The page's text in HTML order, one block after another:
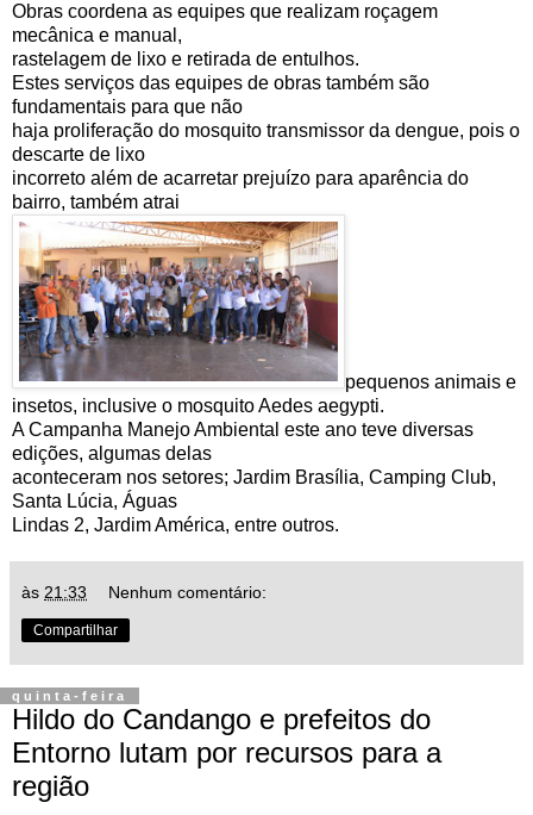
Obras coordena as equipes que realizam roçagem
mecânica e manual,
rastelagem de lixo e retirada de entulhos.
Estes serviços das equipes de obras também são
fundamentais para que não
haja proliferação do mosquito transmissor da dengue, pois o
descarte de lixo
incorreto além de acarretar prejuízo para aparência do
bairro, também atrai
pequenos animais e
insetos, inclusive o mosquito Aedes aegypti.
A Campanha Manejo Ambiental este ano teve diversas
edições, algumas delas
aconteceram nos setores; Jardim Brasília, Camping Club,
Santa Lúcia, Águas
Lindas 2, Jardim América, entre outros.
às 21:33 Nenhum comentário:
Compartilhar
quinta-feira
Hildo do Candango e prefeitos do
Entorno lutam por recursos para a
região